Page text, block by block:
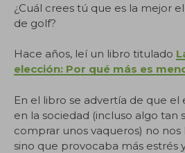
¿Cuál crees tú que es la mejor
de golf?
Hace años, leí un libro titulado
elección: Por qué más es
En el libro se advertía de que el
en la sociedad (incluso algo tan
comprar unos vaqueros) no nos
sino que provocaba más estrés